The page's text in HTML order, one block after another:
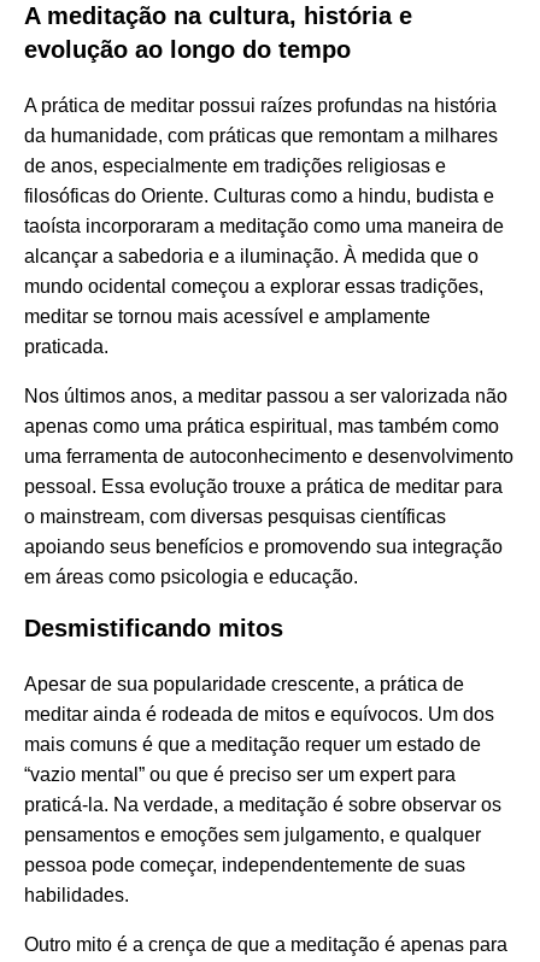
A meditação na cultura, história e
evolução ao longo do tempo
A prática de meditar possui raízes profundas na história
da humanidade, com práticas que remontam a milhares
de anos, especialmente em tradições religiosas e
filosóficas do Oriente. Culturas como a hindu, budista e
taoísta incorporaram a meditação como uma maneira de
alcançar a sabedoria e a iluminação. À medida que o
mundo ocidental começou a explorar essas tradições,
meditar se tornou mais acessível e amplamente
praticada.
Nos últimos anos, a meditar passou a ser valorizada não
apenas como uma prática espiritual, mas também como
uma ferramenta de autoconhecimento e desenvolvimento
pessoal. Essa evolução trouxe a prática de meditar para
o mainstream, com diversas pesquisas científicas
apoiando seus benefícios e promovendo sua integração
em áreas como psicologia e educação.
Desmistificando mitos
Apesar de sua popularidade crescente, a prática de
meditar ainda é rodeada de mitos e equívocos. Um dos
mais comuns é que a meditação requer um estado de
“vazio mental” ou que é preciso ser um expert para
praticá-la. Na verdade, a meditação é sobre observar os
pensamentos e emoções sem julgamento, e qualquer
pessoa pode começar, independentemente de suas
habilidades.
Outro mito é a crença de que a meditação é apenas para